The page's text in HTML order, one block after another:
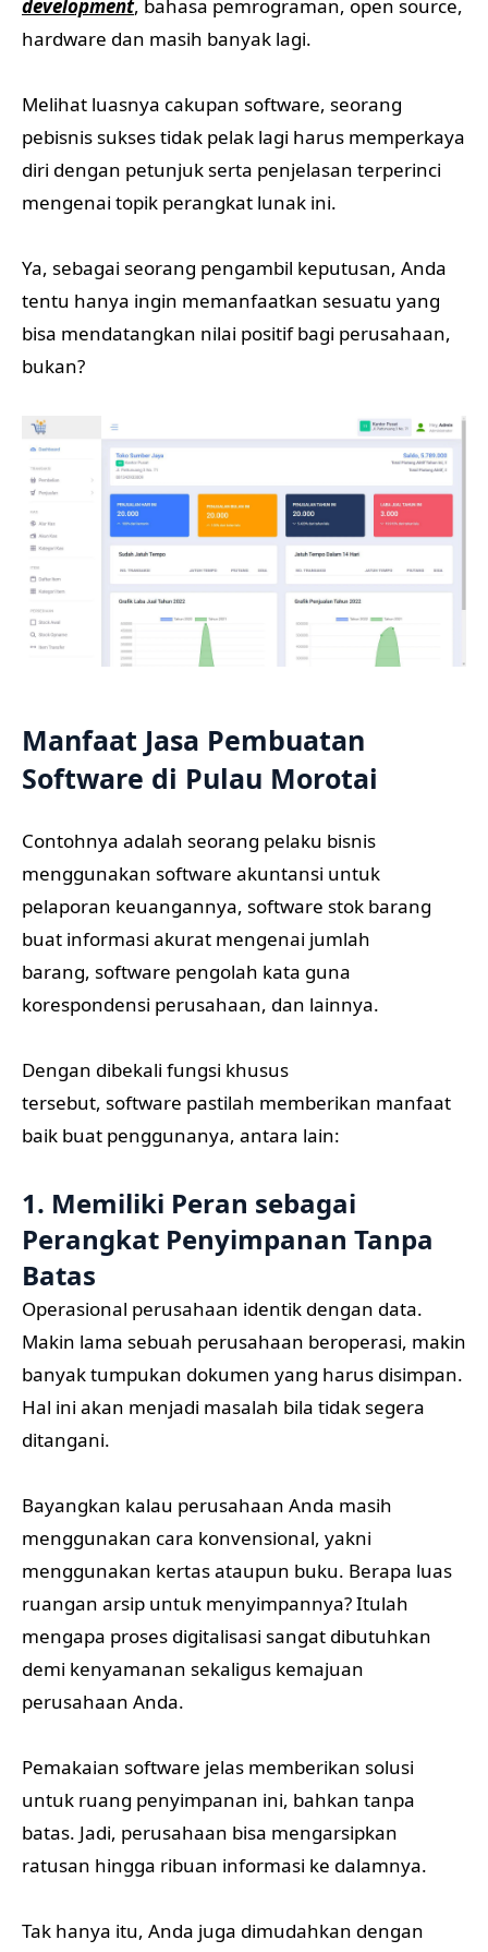
development, bahasa pemrograman, open source,
hardware dan masih banyak lagi.
Melihat luasnya cakupan software, seorang
pebisnis sukses tidak pelak lagi harus memperkaya
diri dengan petunjuk serta penjelasan terperinci
mengenai topik perangkat lunak ini.
Ya, sebagai seorang pengambil keputusan, Anda
tentu hanya ingin memanfaatkan sesuatu yang
bisa mendatangkan nilai positif bagi perusahaan,
bukan?
Manfaat Jasa Pembuatan
Software di Pulau Morotai
Contohnya adalah seorang pelaku bisnis
menggunakan software akuntansi untuk
pelaporan keuangannya, software stok barang
buat informasi akurat mengenai jumlah
barang, software pengolah kata guna
korespondensi perusahaan, dan lainnya.
Dengan dibekali fungsi khusus
tersebut, software pastilah memberikan manfaat
baik buat penggunanya, antara lain:
1. Memiliki Peran sebagai
Perangkat Penyimpanan Tanpa
Batas
Operasional perusahaan identik dengan data.
Makin lama sebuah perusahaan beroperasi, makin
banyak tumpukan dokumen yang harus disimpan.
Hal ini akan menjadi masalah bila tidak segera
ditangani.
Bayangkan kalau perusahaan Anda masih
menggunakan cara konvensional, yakni
menggunakan kertas ataupun buku. Berapa luas
ruangan arsip untuk menyimpannya? Itulah
mengapa proses digitalisasi sangat dibutuhkan
demi kenyamanan sekaligus kemajuan
perusahaan Anda.
Pemakaian software jelas memberikan solusi
untuk ruang penyimpanan ini, bahkan tanpa
batas. Jadi, perusahaan bisa mengarsipkan
ratusan hingga ribuan informasi ke dalamnya.
Tak hanya itu, Anda juga dimudahkan dengan